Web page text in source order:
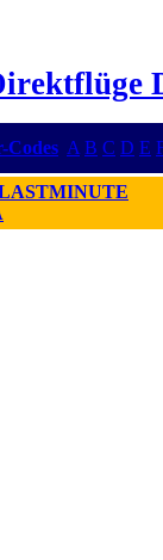
Codes A B C D E